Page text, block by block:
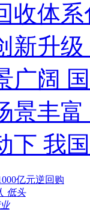
收体
新升
广阔
景丰
下 我
亿元逆回购
低头